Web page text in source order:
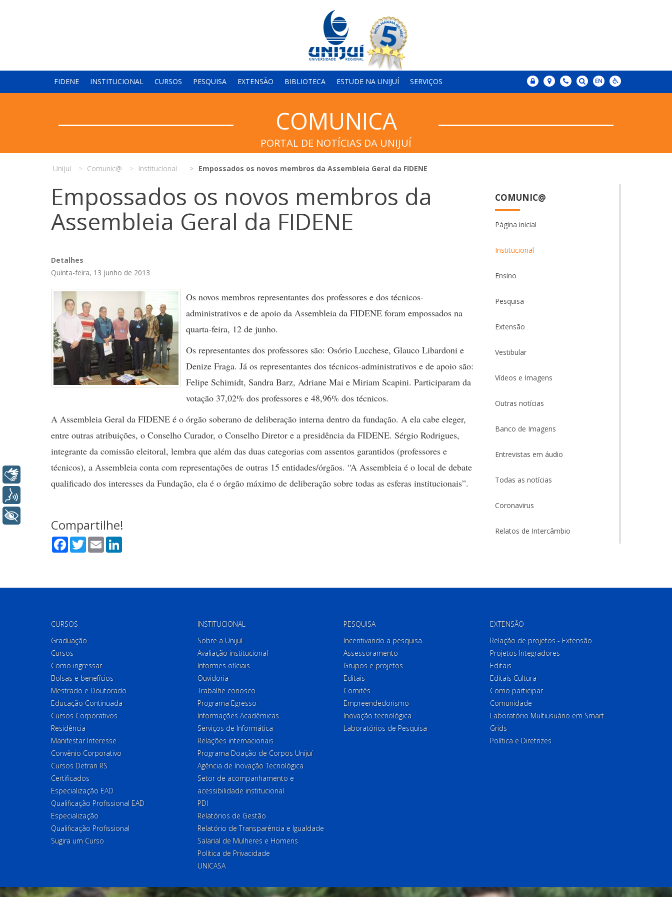
FIDENE INSTITUCIONAL CURSOS PESQUISA EXTENSÃO BIBLIOTECA ESTUDE NA UNIJUÍ SERVIÇOS
COMUNICA
PORTAL DE NOTÍCIAS DA UNIJUÍ
Unijuí Comunic@ Institucional Empossados os novos membros da Assembleia Geral da FIDENE
Empossados os novos membros da
Assembleia Geral da FIDENE
Detalhes
Quinta-feira, 13 junho de 2013
Os novos membros representantes dos professores e dos técnicos-
administrativos e de apoio da Assembleia da FIDENE foram empossados na
quarta-feira, 12 de junho.
Os representantes dos professores são: Osório Lucchese, Glauco Libardoni e
Denize Fraga. Já os representantes dos técnicos-administrativos e de apoio são:
Felipe Schimidt, Sandra Barz, Adriane Mai e Miriam Scapini. Participaram da
votação 37,02% dos professores e 48,96% dos técnicos.
A Assembleia Geral da FIDENE é o órgão soberano de deliberação interna dentro da fundação. A ela cabe eleger,
entre outras atribuições, o Conselho Curador, o Conselho Diretor e a presidência da FIDENE. Sérgio Rodrigues,
integrante da comissão eleitoral, lembra que além das duas categorias com assentos garantidos (professores e
técnicos), a Assembleia conta com representações de outras 15 entidades/órgãos. “A Assembleia é o local de debate
qualificado dos interesses da Fundação, ela é o órgão máximo de deliberação sobre todas as esferas institucionais”.
Compartilhe!
Facebook
TwitterEmail
COMUNIC@
Página inicial
Institucional
Ensino
Pesquisa
Extensão
Vestibular
Vídeos e Imagens
Outras notícias
Banco de Imagens
Entrevistas em áudio
Todas as notícias
Coronavirus
Relatos de Intercâmbio
CURSOS
Graduação
Cursos
Como ingressar
Bolsas e benefícios
Mestrado e Doutorado
Educação Continuada
Cursos Corporativos
Residência
Manifestar Interesse
Convênio Corporativo
Cursos Detran RS
Certificados
Especialização EAD
Qualificação Profissional EAD
Especialização
Qualificação Profissional
Sugira um Curso
INSTITUCIONAL
Sobre a Unijuí
Avaliação institucional
Informes oficiais
Ouvidoria
Trabalhe conosco
Programa Egresso
Informações Acadêmicas
Serviços de Informática
Relações internacionais
Programa Doação de Corpos Unijuí
Agência de Inovação Tecnológica
Setor de acompanhamento e
acessibilidade institucional
PDI
Relatórios de Gestão
Relatório de Transparência e Igualdade
Salarial de Mulheres e Homens
Política de Privacidade
UNICASA
PESQUISA
Incentivando a pesquisa
Assessoramento
Grupos e projetos
Editais
Comitês
Empreendedorismo
Inovação tecnológica
Laboratórios de Pesquisa
EXTENSÃO
Relação de projetos - Extensão
Projetos Integradores
Editais
Editais Cultura
Como participar
Comunidade
Laboratório Multiusuário em Smart
Grids
Política e Diretrizes